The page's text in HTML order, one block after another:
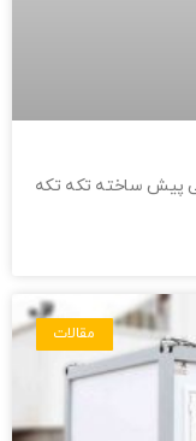
پیش ساخته تکه تکه
مقالات